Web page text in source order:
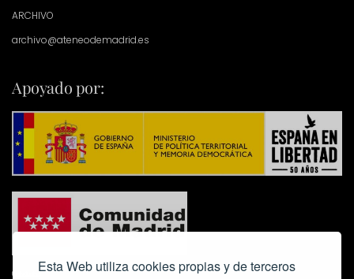
Esta Web utiliza cookies propias y de terceros
ARCHIVO
archivo@ateneodemadrid.es
Apoyado por: